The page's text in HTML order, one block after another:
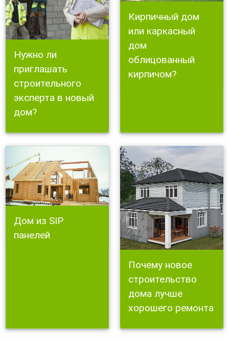
Нужно ли
приглашать
строительного
эксперта в новый
дом?
Кирпичный дом
или каркасный
дом
облицованный
кирпичом?
Дом из SIP
панелей
Почему новое
строительство
дома лучше
хорошего ремонта